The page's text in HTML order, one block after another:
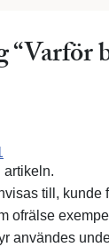
“Varför
artikeln.
till, kunde
ofrälse
användes